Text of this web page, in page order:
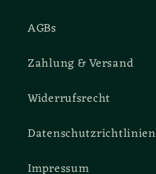
AGBs
Zahlung & Versand
Widerrufsrecht
Datenschutzrichtlinien
Impressum